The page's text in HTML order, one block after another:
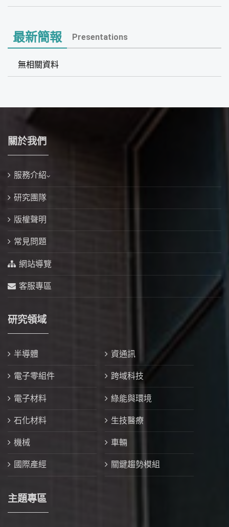
最新簡報 Presentations
無相關資料
關於我們
服務介紹
研究團隊
版權聲明
常見問題
網站導覽
客服專區
研究領域
半導體 資通訊
電子零組件 跨域科技
電子材料 綠能與環境
石化材料 生技醫療
機械 車輛
國際產經 關鍵趨勢模組
主題專區